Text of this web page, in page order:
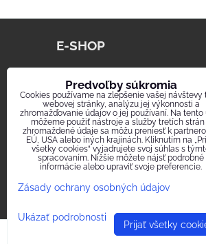
E-SHOP
Sklenené ventilátory CATA
Snehobiele ventilátory U-
Poistky Cooper Bussmann
Predvoľby súkromia Zásady
Predvoľby súkromia
Cookies používame na zlepšenie vašej návštevy
webovej stránky, analýzu jej výkonnosti a
zhromažďovanie údajov o jej používaní. Na tento
môžeme použiť nástroje a služby tretích strán
zhromaždené údaje sa môžu preniesť k
EÚ, USA alebo iných krajinách. Kliknutím na
všetky cookies“ vyjadrujete svoj súhlas s
spracovaním. Nižšie môžete nájsť podrobné
informácie alebo upraviť svoje preferencie.
Zásady ochrany osobných údajov
Ukázať podrobnosti
Prijať všetky